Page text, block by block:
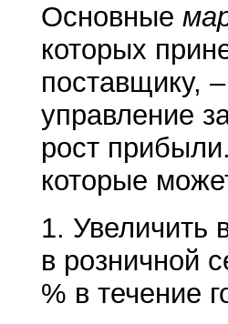
Основные
которых
поставщику,
управление
рост
которые
1. Увеличить
в розничной
% в течение